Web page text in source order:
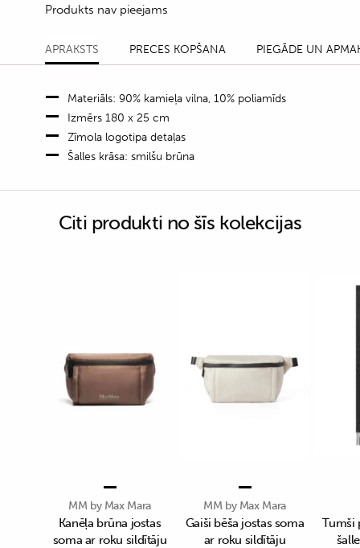
Produkts nav pieejams
APRAKSTS PRECES KOPŠANA PIEGĀDE UN
Materiāls: 90% kamieļa vilna, 10% poliamīds
Izmērs 180 x 25 cm
Zīmola logotipa detaļas
Šalles krāsa: smilšu brūna
Citi produkti no šīs kolekcijas
MM by Max Mara
Kanēļa brūna jostas
soma ar roku sildītāju
MM by Max Mara
Gaiši bēša jostas soma
ar roku sildītāju
Tumši